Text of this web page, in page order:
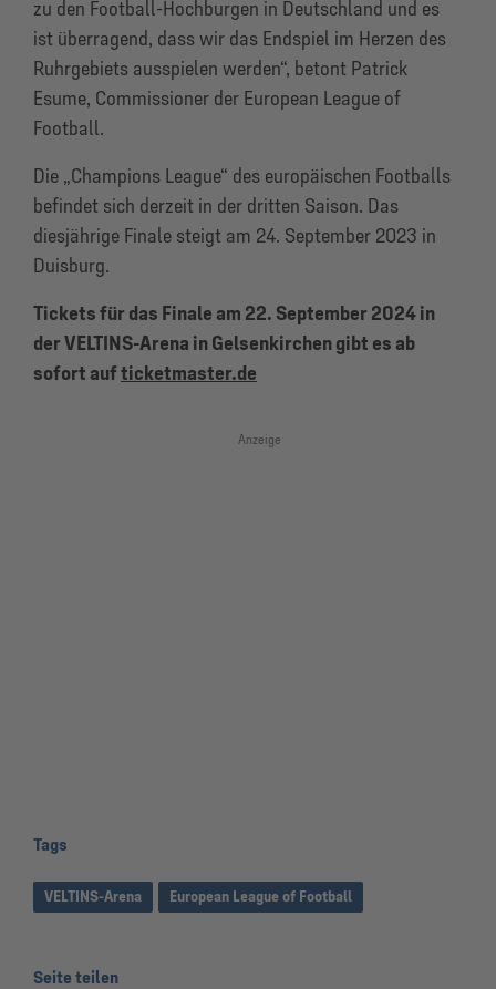
zu den Football-Hochburgen in Deutschland und es
ist überragend, dass wir das Endspiel im Herzen des
Ruhrgebiets ausspielen werden“, betont Patrick
Esume, Commissioner der European League of
Football.
Die „Champions League“ des europäischen Footballs
befindet sich derzeit in der dritten Saison. Das
diesjährige Finale steigt am 24. September 2023 in
Duisburg.
Tickets für das Finale am 22. September 2024 in
der VELTINS-Arena in Gelsenkirchen gibt es ab
sofort aufticketmaster.de
Anzeige
Tags
VELTINS-Arena European League of Football
Seite teilen